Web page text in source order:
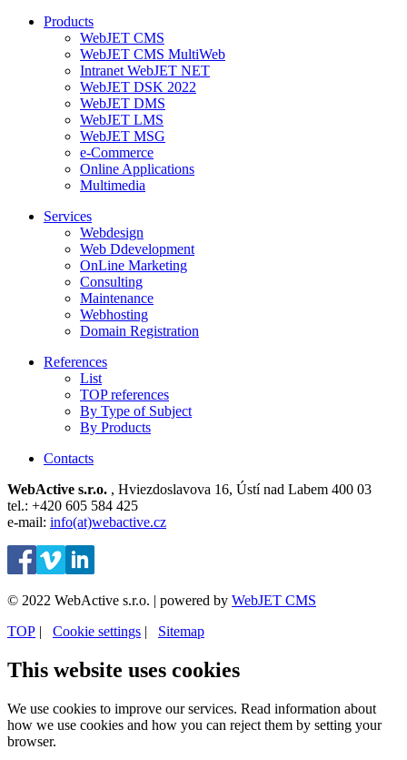
Products
WebJET CMS
WebJET CMS MultiWeb
Intranet WebJET NET
WebJET DSK 2022
WebJET DMS
WebJET LMS
WebJET MSG
e-Commerce
Online Applications
Multimedia
Services
Webdesign
Web Ddevelopment
OnLine Marketing
Consulting
Maintenance
Webhosting
Domain Registration
References
List
TOP references
By Type of Subject
By Products
Contacts
WebActive s.r.o. , Hviezdoslavova 16, Ústí nad Labem 400 03
tel.: +420 605 584 425
e-mail: info(at)webactive.cz
© 2022 WebActive s.r.o. | powered by WebJET CMS
TOP | ⁠ Cookie settings | ⁠ Sitemap
This website uses cookies
We use cookies to improve our services. Read information about
how we use cookies and how you can reject them by setting your
browser.